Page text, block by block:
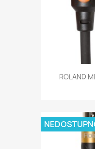
ROLAND